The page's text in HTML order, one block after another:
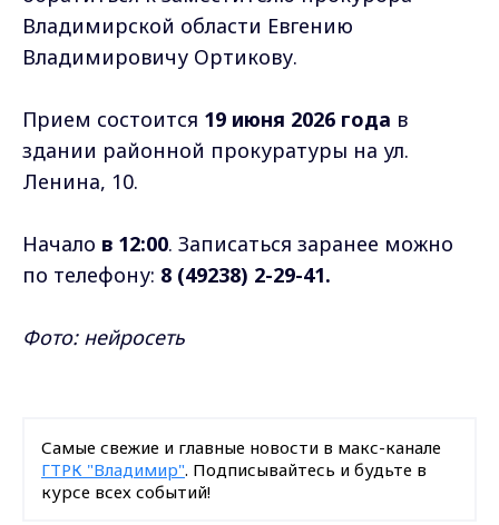
Владимирской области Евгению
Владимировичу Ортикову.
Прием состоится 19 июня 2026 года в
здании районной прокуратуры на ул.
Ленина, 10.
Начало в 12:00. Записаться заранее можно
по телефону: 8 (49238) 2-29-41.
Фото: нейросеть
Самые свежие и главные новости в макс-канале
ГТРК "Владимир". Подписывайтесь и будьте в
курсе всех событий!